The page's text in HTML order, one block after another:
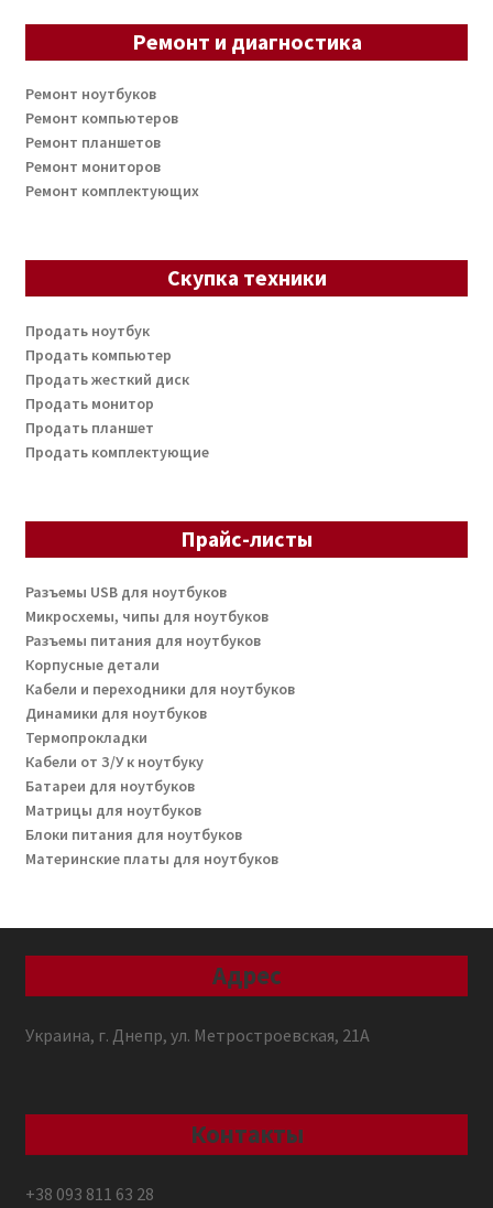
Ремонт и диагностика
Ремонт ноутбуков
Ремонт компьютеров
Ремонт планшетов
Ремонт мониторов
Ремонт комплектующих
Скупка техники
Продать ноутбук
Продать компьютер
Продать жесткий диск
Продать монитор
Продать планшет
Продать комплектующие
Прайс-листы
Разъемы USB для ноутбуков
Микросхемы, чипы для ноутбуков
Разъемы питания для ноутбуков
Корпусные детали
Кабели и переходники для ноутбуков
Динамики для ноутбуков
Термопрокладки
Кабели от З/У к ноутбуку
Батареи для ноутбуков
Матрицы для ноутбуков
Блоки питания для ноутбуков
Материнские платы для ноутбуков
Адрес
Украина, г. Днепр, ул. Метростроевская, 21А
Контакты
+38 093 811 63 28